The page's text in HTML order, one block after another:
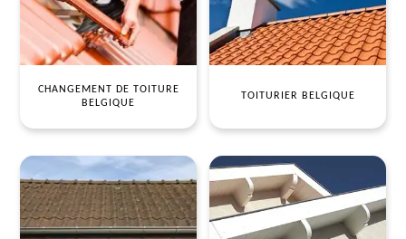
CHANGEMENT DE TOITURE
BELGIQUE
TOITURIER BELGIQUE